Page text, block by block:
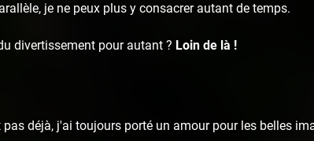
je ne peux plus y consacrer autant de temps.
divertissement pour autant ? Loin de là !
déjà, j'ai toujours porté un amour pour les belles